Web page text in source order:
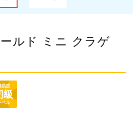
ルド ミニ クラゲ
易度
級
ベル